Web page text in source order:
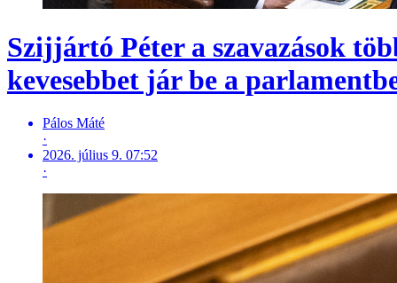
Szijjártó Péter a szavazások
kevesebbet jár be a
Pálos Máté
·
2026. július 9. 07:52
·